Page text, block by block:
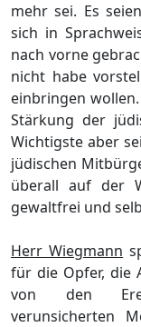
mehr sei. Es
sich in
nach vorne
nicht habe
einbringen wollen.
Stärkung der jü
Wichtigste aber
jüdischen Mitbü
überall auf der
gewaltfrei und
Herr Wiegmann
für die Opfer, die
von den
verunsicherten